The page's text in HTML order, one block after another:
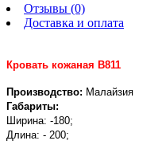
Отзывы (0)
Доставка и оплата
Кровать кожаная B811
Производство: Малайзия
Габариты:
Ширина: -180;
Длина: - 200;